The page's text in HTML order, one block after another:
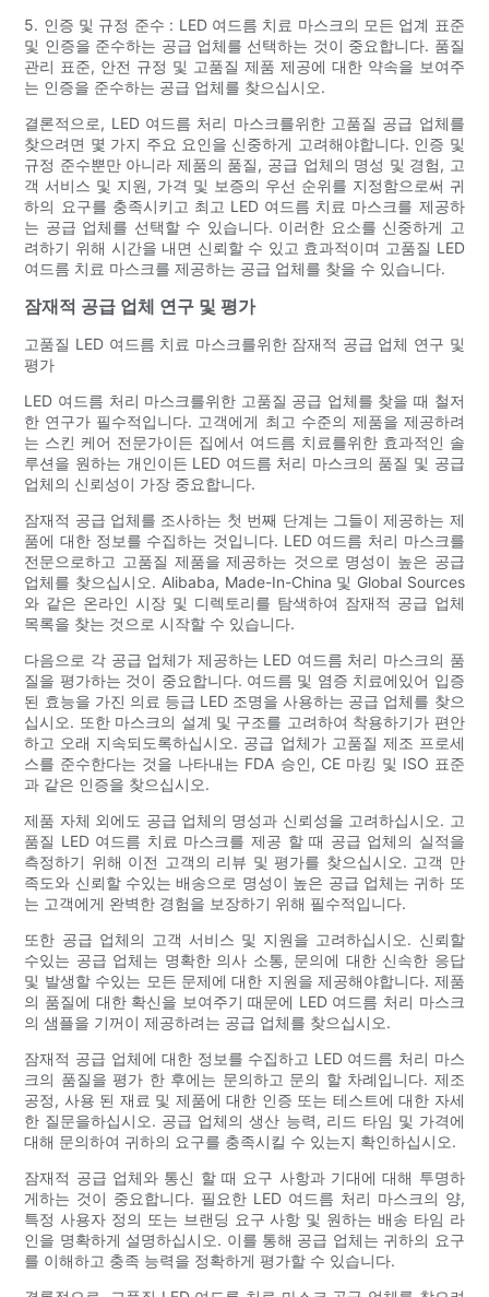
5. 인증 및 규정 준수 : LED 여드름 치료 마스크의 모든 업계 표준
및 인증을 준수하는 공급 업체를 선택하는 것이 중요합니다. 품질
관리 표준, 안전 규정 및 고품질 제품 제공에 대한 약속을 보여주
는 인증을 준수하는 공급 업체를 찾으십시오.
결론적으로, LED 여드름 처리 마스크를위한 고품질 공급 업체를
찾으려면 몇 가지 주요 요인을 신중하게 고려해야합니다. 인증 및
규정 준수뿐만 아니라 제품의 품질, 공급 업체의 명성 및 경험, 고
객 서비스 및 지원, 가격 및 보증의 우선 순위를 지정함으로써 귀
하의 요구를 충족시키고 최고 LED 여드름 치료 마스크를 제공하
는 공급 업체를 선택할 수 있습니다. 이러한 요소를 신중하게 고
려하기 위해 시간을 내면 신뢰할 수 있고 효과적이며 고품질 LED
여드름 치료 마스크를 제공하는 공급 업체를 찾을 수 있습니다.
잠재적 공급 업체 연구 및 평가
고품질 LED 여드름 치료 마스크를위한 잠재적 공급 업체 연구 및
평가
LED 여드름 처리 마스크를위한 고품질 공급 업체를 찾을 때 철저
한 연구가 필수적입니다. 고객에게 최고 수준의 제품을 제공하려
는 스킨 케어 전문가이든 집에서 여드름 치료를위한 효과적인 솔
루션을 원하는 개인이든 LED 여드름 처리 마스크의 품질 및 공급
업체의 신뢰성이 가장 중요합니다.
잠재적 공급 업체를 조사하는 첫 번째 단계는 그들이 제공하는 제
품에 대한 정보를 수집하는 것입니다. LED 여드름 처리 마스크를
전문으로하고 고품질 제품을 제공하는 것으로 명성이 높은 공급
업체를 찾으십시오. Alibaba, Made-In-China 및 Global Sources
와 같은 온라인 시장 및 디렉토리를 탐색하여 잠재적 공급 업체
목록을 찾는 것으로 시작할 수 있습니다.
다음으로 각 공급 업체가 제공하는 LED 여드름 처리 마스크의 품
질을 평가하는 것이 중요합니다. 여드름 및 염증 치료에있어 입증
된 효능을 가진 의료 등급 LED 조명을 사용하는 공급 업체를 찾으
십시오. 또한 마스크의 설계 및 구조를 고려하여 착용하기가 편안
하고 오래 지속되도록하십시오. 공급 업체가 고품질 제조 프로세
스를 준수한다는 것을 나타내는 FDA 승인, CE 마킹 및 ISO 표준
과 같은 인증을 찾으십시오.
제품 자체 외에도 공급 업체의 명성과 신뢰성을 고려하십시오. 고
품질 LED 여드름 치료 마스크를 제공 할 때 공급 업체의 실적을
측정하기 위해 이전 고객의 리뷰 및 평가를 찾으십시오. 고객 만
족도와 신뢰할 수있는 배송으로 명성이 높은 공급 업체는 귀하 또
는 고객에게 완벽한 경험을 보장하기 위해 필수적입니다.
또한 공급 업체의 고객 서비스 및 지원을 고려하십시오. 신뢰할
수있는 공급 업체는 명확한 의사 소통, 문의에 대한 신속한 응답
및 발생할 수있는 모든 문제에 대한 지원을 제공해야합니다. 제품
의 품질에 대한 확신을 보여주기 때문에 LED 여드름 처리 마스크
의 샘플을 기꺼이 제공하려는 공급 업체를 찾으십시오.
잠재적 공급 업체에 대한 정보를 수집하고 LED 여드름 처리 마스
크의 품질을 평가 한 후에는 문의하고 문의 할 차례입니다. 제조
공정, 사용 된 재료 및 제품에 대한 인증 또는 테스트에 대한 자세
한 질문을하십시오. 공급 업체의 생산 능력, 리드 타임 및 가격에
대해 문의하여 귀하의 요구를 충족시킬 수 있는지 확인하십시오.
잠재적 공급 업체와 통신 할 때 요구 사항과 기대에 대해 투명하
게하는 것이 중요합니다. 필요한 LED 여드름 처리 마스크의 양,
특정 사용자 정의 또는 브랜딩 요구 사항 및 원하는 배송 타임 라
인을 명확하게 설명하십시오. 이를 통해 공급 업체는 귀하의 요구
를 이해하고 충족 능력을 정확하게 평가할 수 있습니다.